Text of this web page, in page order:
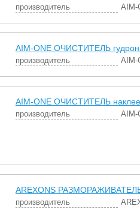
производитель AIM-
AIM-ONE ОЧИСТИТЕЛЬ
производитель AIM-
AIM-ONE ОЧИСТИТЕЛЬ
производитель AIM-
AREXONS РАЗМОРАЖИВАТЕЛЬ
производитель